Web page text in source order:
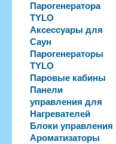
Парогенератора
TYLO
Аксессуары для
Саун
Парогенераторы
TYLO
Паровые кабины
Панели
управления для
Нагревателей
Блоки управления
Ароматизаторы